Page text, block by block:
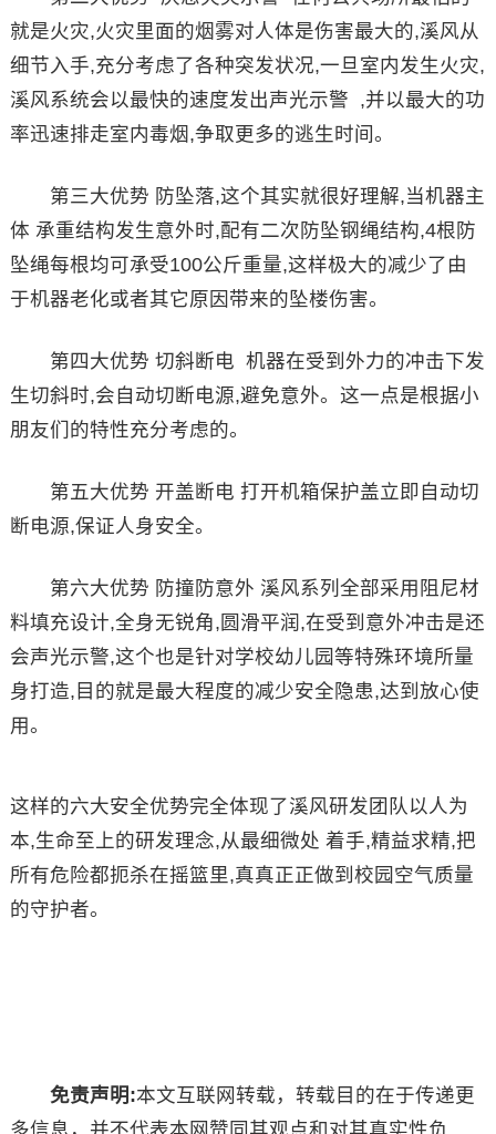
就是火灾,火灾里面的烟雾对人体是伤害最大的,溪风从
细节入手,充分考虑了各种突发状况,一旦室内发生火灾,
溪风系统会以最快的速度发出声光示警 ,并以最大的功
率迅速排走室内毒烟,争取更多的逃生时间。
第三大优势 防坠落,这个其实就很好理解,当机器主
体 承重结构发生意外时,配有二次防坠钢绳结构,4根防
坠绳每根均可承受100公斤重量,这样极大的减少了由
于机器老化或者其它原因带来的坠楼伤害。
第四大优势 切斜断电 机器在受到外力的冲击下发
生切斜时,会自动切断电源,避免意外。这一点是根据小
朋友们的特性充分考虑的。
第五大优势 开盖断电 打开机箱保护盖立即自动切
断电源,保证人身安全。
第六大优势 防撞防意外 溪风系列全部采用阻尼材
料填充设计,全身无锐角,圆滑平润,在受到意外冲击是还
会声光示警,这个也是针对学校幼儿园等特殊环境所量
身打造,目的就是最大程度的减少安全隐患,达到放心使
用。
这样的六大安全优势完全体现了溪风研发团队以人为
本,生命至上的研发理念,从最细微处 着手,精益求精,把
所有危险都扼杀在摇篮里,真真正正做到校园空气质量
的守护者。
免责声明:本文互联网转载，转载目的在于传递更